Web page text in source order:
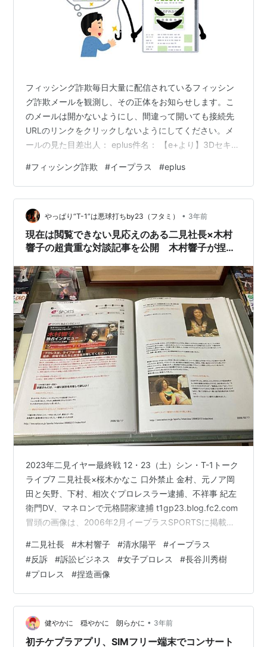
フィッシング詐欺毎日大量に配信されているフィッシン
グ詐欺メールを観測し、その正体をお知らせします。こ
のメールは開かないようにし、間違って開いても接続先
URLのリンクをクリックしないようにしてください。メ
ールの見た目差出人： eplus件名： 【e+より】3Dセキュ
Japan （NTT-LTD） NTT-LTD （日本の電気通信企業の
海外向けサービス）のネットワークに接続された端末か
ら発信されています。URLの接続先： Tokyo, Japan
（Ucloud Information Technology Hk） Ucloud
Inform…
#フィッシング詐欺 #イープラス #eplus
やっぱり“T-1”は悪球打ちby23（フタミ） • 3年前
現在は閲覧できない見応えのある二見社長×木村
響子の超貴重な対談記事を公開 木村響子が捏造
れた問題を解説、代理人弁護士は清水陽平
2023年二見イヤー最終戦 12・23（土）シン・T-1トーク
ライブ7 二見社長×桜木かなこ 口外禁止 金村、元ノア岡
田と矢野、下村、相次ぐプロレスラー逮捕、不祥事 紀左
衛門DV、マネロンで元格闘家逮捕 t1gp23.blog.fc2.com
冒頭の画像は、2006年2月イープラスSPORTSに掲載さ
現在は閲覧できないので、超が付くほどの貴重な対談記
事。 前半は二見×木村響子の超貴重な対談記事。 中盤は
木村響子が反訴された問題を解説。 後半は12・23（土）
「シン・T-1トークライブvol.7 二見社長×桜木かなこ～
2023年二見イヤー最…
#二見社長 #木村響子 #清水陽平 #イープラス
#反訴 #訴訟ビジネス #女子プロレス #長谷川秀樹
#プロレス #捏造画像
健やかに 穏やかに 朗らかに • 3年前
初チケプラアプリ、SIMフリー端末でコンサート